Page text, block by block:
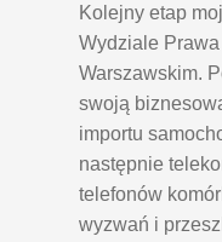
Kolejny etap
Wydziale
Warszawskim.
swoją
importu
następnie
telefonów
wyzwań i